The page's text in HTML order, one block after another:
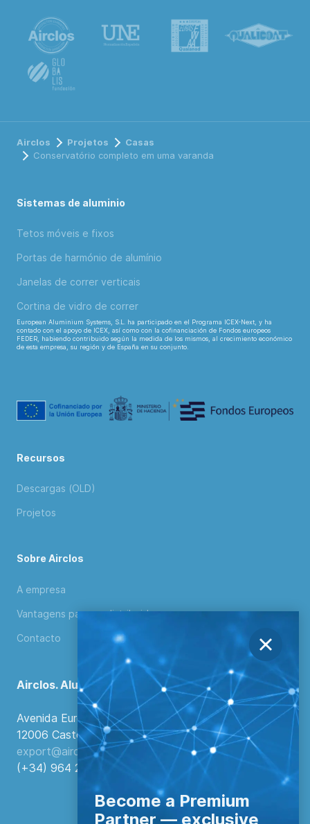
Airclos Projetos
Casas
Conservatório completo em uma varanda
Sistemas de aluminio
Tetos móveis e fixos
Portas de harmónio de alumínio
Janelas de correr verticais
Cortina de vidro de correr
European Aluminium Systems, S.L. ha participado en el Programa ICEX-Next, y ha
contado con el apoyo de ICEX, así como con la cofinanciación de Fondos europeos
FEDER, habiendo contribuido según la medida de los mismos, al crecimiento económico
de esta empresa, su región y de España en su conjunto.
Recursos
Descargas (OLD)
Projetos
Sobre Airclos
A empresa
Vantagens para os distribuidores
Contacto
Airclos. Aluminium Systems
Avenida Europa, 103
12006 Castellón de la Plana, Espanha.
export@airclos.com
(+34) 964 260 849
Become a Premium
Partner — exclusive